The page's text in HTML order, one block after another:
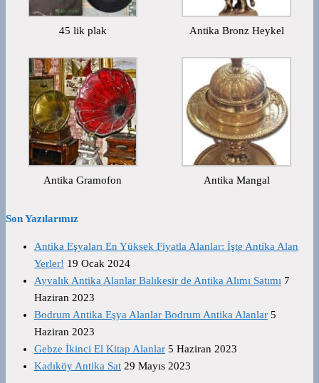
45 lik plak Antika Bronz Heykel
Antika Gramofon Antika Mangal
Son Yazılarımız
Antika Eşyaları En Yüksek Fiyatla Alanlar: İşte Antika Alan
Yerler! 19 Ocak 2024
Ayvalık Antika Alanlar Balıkesir de Antika Alımı Satımı 7
Haziran 2023
Bodrum Antika Eşya Alanlar Bodrum Antika Alanlar 5
Haziran 2023
Gebze İkinci El Kitap Alanlar 5 Haziran 2023
Kadıköy Antika Sat 29 Mayıs 2023